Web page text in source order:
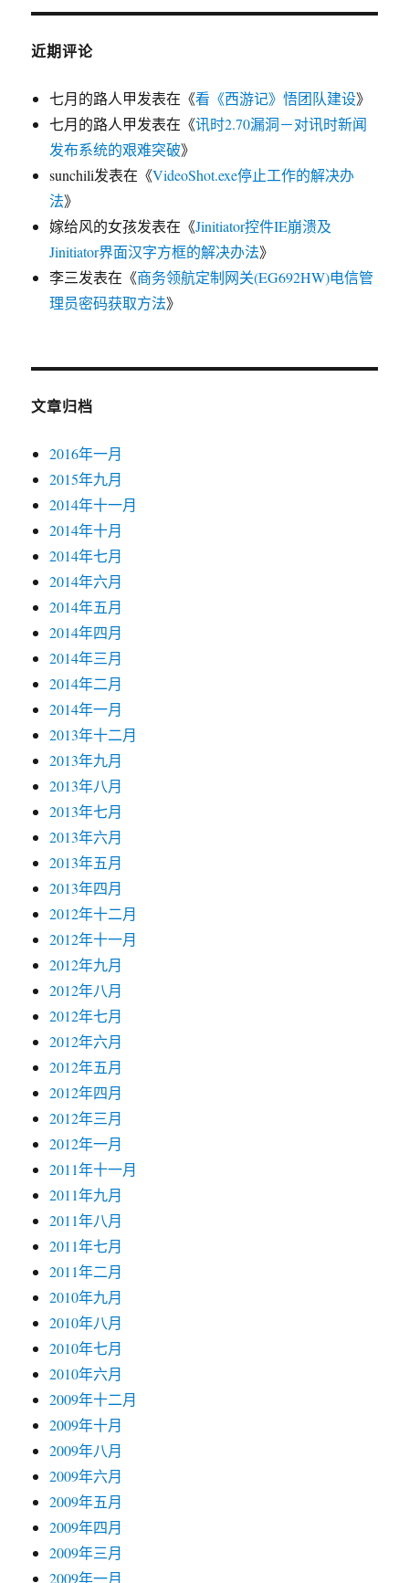
近期评论
七月的路人甲发表在《看《西游记》悟团队建设》
七月的路人甲发表在《讯时2.70漏洞－对讯时新闻
发布系统的艰难突破》
sunchili发表在《VideoShot.exe停止工作的解决办
法》
嫁给风的女孩发表在《Jinitiator控件IE崩溃及
Jinitiator界面汉字方框的解决办法》
李三发表在《商务领航定制网关(EG692HW)电信管
理员密码获取方法》
文章归档
2016年一月
2015年九月
2014年十一月
2014年十月
2014年七月
2014年六月
2014年五月
2014年四月
2014年三月
2014年二月
2014年一月
2013年十二月
2013年九月
2013年八月
2013年七月
2013年六月
2013年五月
2013年四月
2012年十二月
2012年十一月
2012年九月
2012年八月
2012年七月
2012年六月
2012年五月
2012年四月
2012年三月
2012年一月
2011年十一月
2011年九月
2011年八月
2011年七月
2011年二月
2010年九月
2010年八月
2010年七月
2010年六月
2009年十二月
2009年十月
2009年八月
2009年六月
2009年五月
2009年四月
2009年三月
2009年一月